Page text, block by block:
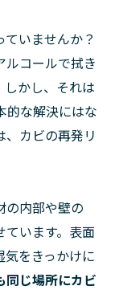
ていませんか？
コールで拭き
かし、それは
的な解決にはな
、カビの再発リ
の内部や壁の
ています。表面
をきっかけに
同じ場所にカビ